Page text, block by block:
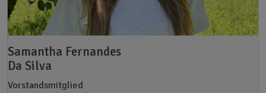
Samantha Fernandes
Da Silva
Vorstandsmitglied